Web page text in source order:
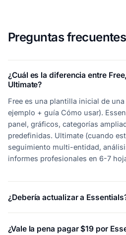
Preguntas frecuentes
¿Cuál es la diferencia entre
Ultimate?
Free es una plantilla inicial de
ejemplo + guía Cómo usar).
panel, gráficos, categorías
predefinidas. Ultimate (cuando
seguimiento multi-entidad,
informes profesionales en 6-7
¿Debería actualizar a
¿Vale la pena pagar $19 por